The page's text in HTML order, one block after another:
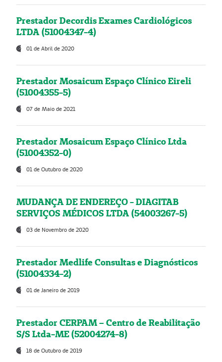
Prestador Decordis Exames Cardiológicos
LTDA (51004347-4)
01 de Abril de 2020
Prestador Mosaicum Espaço Clínico Eireli
(51004355-5)
07 de Maio de 2021
Prestador Mosaicum Espaço Clínico Ltda
(51004352-0)
01 de Outubro de 2020
MUDANÇA DE ENDEREÇO - DIAGITAB
SERVIÇOS MÉDICOS LTDA (54003267-5)
03 de Novembro de 2020
Prestador Medlife Consultas e Diagnósticos
(51004334-2)
01 de Janeiro de 2019
Prestador CERPAM – Centro de Reabilitação
S/S Ltda-ME (52004274-8)
18 de Outubro de 2019